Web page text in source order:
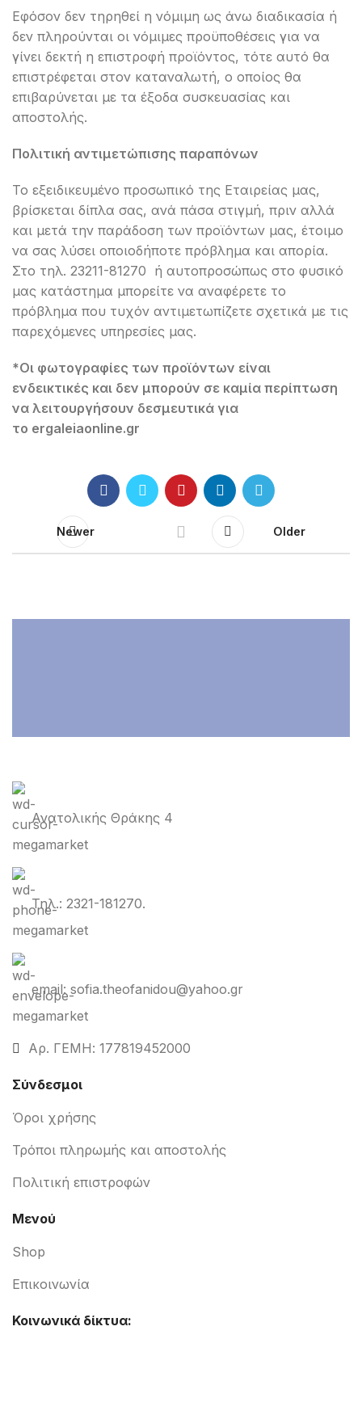
Εφόσον δεν τηρηθεί η νόμιμη ως άνω διαδικασία ή
δεν πληρούνται οι νόμιμες προϋποθέσεις για να
γίνει δεκτή η επιστροφή προϊόντος, τότε αυτό θα
επιστρέφεται στον καταναλωτή, ο οποίος θα
επιβαρύνεται με τα έξοδα συσκευασίας και
αποστολής.
Πολιτική αντιμετώπισης παραπόνων
Το εξειδικευμένο προσωπικό της Εταιρείας μας,
βρίσκεται δίπλα σας, ανά πάσα στιγμή, πριν αλλά
και μετά την παράδοση των προϊόντων μας, έτοιμο
να σας λύσει οποιοδήποτε πρόβλημα και απορία.
Στο τηλ. 23211-81270 ή αυτοπροσώπως στο φυσικό
μας κατάστημα μπορείτε να αναφέρετε το
πρόβλημα που τυχόν αντιμετωπίζετε σχετικά με τις
παρεχόμενες υπηρεσίες μας.
*Οι φωτογραφίες των προϊόντων είναι
ενδεικτικές​ και δεν μπορούν σε καμία περίπτωση
να λειτουργήσουν δεσμευτικά για
το ergaleiaonline.gr
Newer Older
Ανατολικής Θράκης 4
Τηλ.: 2321-181270.
email: sofia.theofanidou@yahoo.gr
Αρ. ΓΕΜΗ: 177819452000
Σύνδεσμοι
Όροι χρήσης
Τρόποι πληρωμής και αποστολής
Πολιτική επιστροφών
Μενού
Shop
Επικοινωνία
Κοινωνικά δίκτυα: